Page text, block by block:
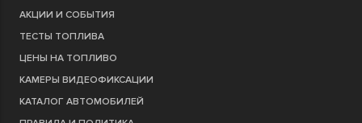
АКЦИИ И СОБЫТИЯ
ТЕСТЫ ТОПЛИВА
ЦЕНЫ НА ТОПЛИВО
КАМЕРЫ ВИДЕОФИКСАЦИИ
КАТАЛОГ АВТОМОБИЛЕЙ